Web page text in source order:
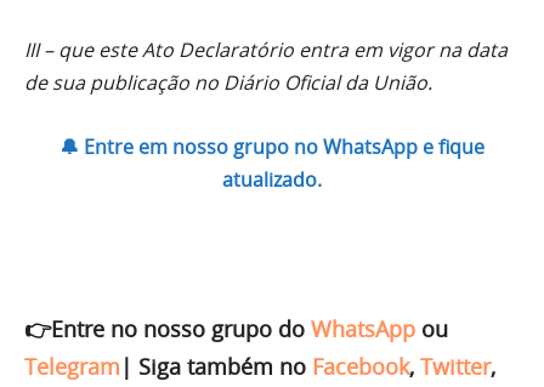
III – que este Ato Declaratório entra em vigor na data
de sua publicação no Diário Oficial da União.
🔔 Entre em nosso grupo no WhatsApp e fique
atualizado.
👉Entre no nosso grupo do WhatsApp ou
Telegram | Siga também no Facebook, Twitter,